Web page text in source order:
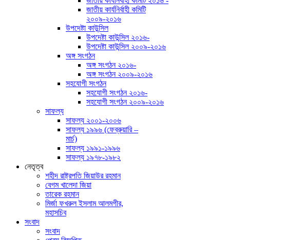
জাতীয় কার্যনির্বাহী কমিটি
২০০৯-২০১৬
উপদেষ্টা কাউন্সিল
উপদেষ্টা কাউন্সিল ২০১৬-
উপদেষ্টা কাউন্সিল ২০০৯-২০১৬
অঙ্গ সংগঠন
অঙ্গ সংগঠন ২০১৬-
অঙ্গ সংগঠন ২০০৯-২০১৬
সহযোগী সংগঠন
সহযোগী সংগঠন ২০১৬-
সহযোগী সংগঠন ২০০৯-২০১৬
সাফল্য
সাফল্য ২০০১-​২০০৬
সাফল্য ১৯৯৬ (ফেব্রুয়ারি –
মার্চ)
সাফল্য ১৯৯১-​১৯৯৬
সাফল্য ১৯৭৮-​১৯৮২
নেতৃত্ব
শহীদ রাষ্ট্রপতি জিয়াউর রহমান
বেগম খালেদা জিয়া
তারেক রহমান
মির্জা ফখরুল ইসলাম আলমগীর,
মহাসচিব
সংবাদ
সংবাদ